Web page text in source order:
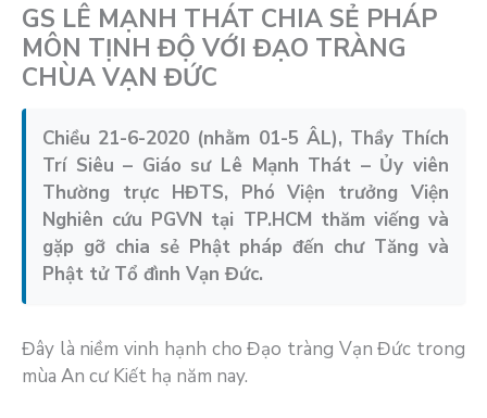
GS LÊ MẠNH THÁT CHIA SẺ PHÁP
MÔN TỊNH ĐỘ VỚI ĐẠO TRÀNG
CHÙA VẠN ĐỨC
Chiều 21-6-2020 (nhằm 01-5 ÂL), Thầy Thích
Trí Siêu – Giáo sư Lê Mạnh Thát – Ủy viên
Thường trực HĐTS, Phó Viện trưởng Viện
Nghiên cứu PGVN tại TP.HCM thăm viếng và
gặp gỡ chia sẻ Phật pháp đến chư Tăng và
Phật tử Tổ đình Vạn Đức.
Đây là niềm vinh hạnh cho Đạo tràng Vạn Đức trong
mùa An cư Kiết hạ năm nay.